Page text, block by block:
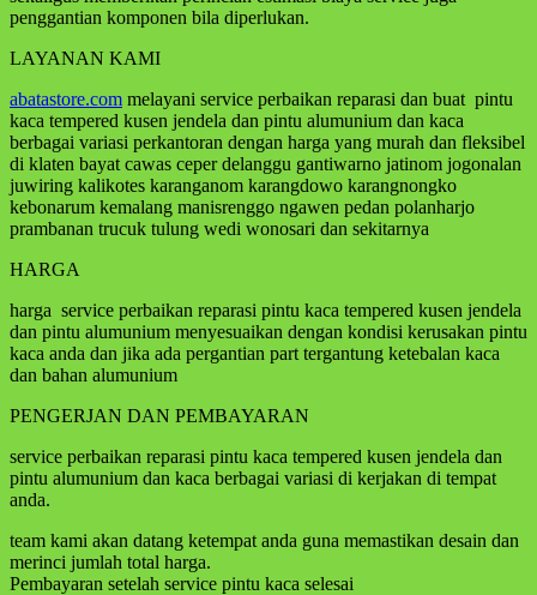
penggantian komponen bila diperlukan.
LAYANAN KAMI
abatastore.com melayani service perbaikan reparasi dan buat pintu
kaca tempered kusen jendela dan pintu alumunium dan kaca
berbagai variasi perkantoran dengan harga yang murah dan fleksibel
di klaten bayat cawas ceper delanggu gantiwarno jatinom jogonalan
juwiring kalikotes karanganom karangdowo karangnongko
kebonarum kemalang manisrenggo ngawen pedan polanharjo
prambanan trucuk tulung wedi wonosari dan sekitarnya
HARGA
harga service perbaikan reparasi pintu kaca tempered kusen jendela
dan pintu alumunium menyesuaikan dengan kondisi kerusakan pintu
kaca anda dan jika ada pergantian part tergantung ketebalan kaca
dan bahan alumunium
PENGERJAN DAN PEMBAYARAN
service perbaikan reparasi pintu kaca tempered kusen jendela dan
pintu alumunium dan kaca berbagai variasi di kerjakan di tempat
anda.
team kami akan datang ketempat anda guna memastikan desain dan
merinci jumlah total harga.
Pembayaran setelah service pintu kaca selesai